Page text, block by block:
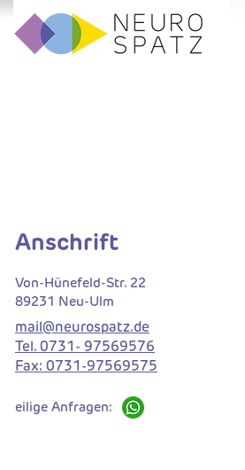
Anschrift
Von-Hünefeld-Str. 22
89231 Neu-Ulm
mail@neurospatz.de
Tel. 0731- 97569576
Fax: 0731-97569575
eilige Anfragen: